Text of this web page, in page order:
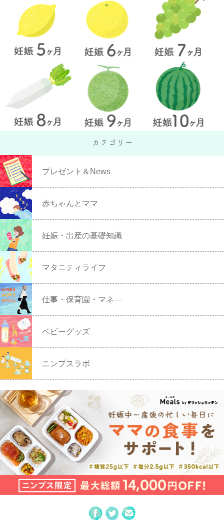
プレゼント＆News
赤ちゃんとママ
妊娠・出産の基礎知識
マタニティライフ
仕事・保育園・マネ―
ベビーグッズ
ニンプスラボ